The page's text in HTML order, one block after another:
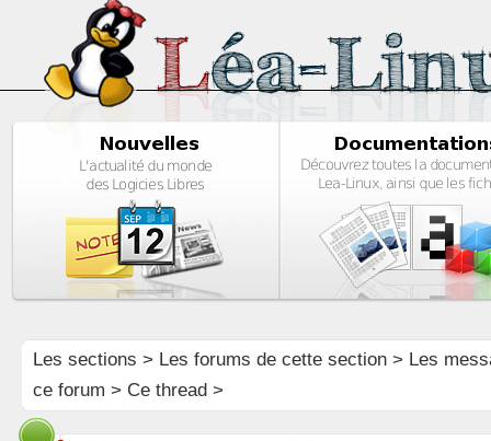
Les sections > Les forums de cette section> Les
ce forum > Ce thread >